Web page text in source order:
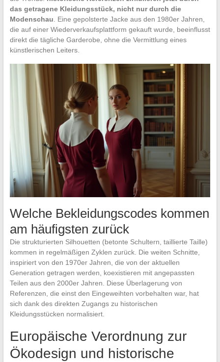
das getragene Kleidungsstück, nicht nur durch die
Modenschau . Eine gepolsterte Jacke aus den 1980er Jahren,
die auf einer Wiederverkaufsplattform gekauft wurde, beeinflusst
direkt die tägliche Garderobe, ohne die Vermittlung eines
künstlerischen Leiters.
Welche Bekleidungscodes kommen
am häufigsten zurück
Die strukturierten Silhouetten (betonte Schultern, taillierte Taille)
kommen in regelmäßigen Zyklen zurück. Die weiten Schnitte,
inspiriert von den 1970er Jahren, die von der aktuellen
Generation getragen werden, koexistieren mit angepassten
Teilen aus den 2000er Jahren. Diese Überlagerung von
Referenzen, die einst den Eingeweihten vorbehalten war, hat
sich dank des direkten Zugangs zu historischen
Kleidungsstücken normalisiert.
Europäische Verordnung zur
Ökodesign und historische